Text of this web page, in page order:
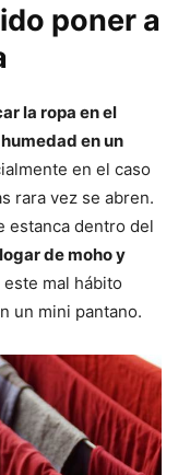
poner a
la ropa en el
en un
en el caso
rara vez se abren.
estanca dentro del
de moho y
mal hábito
un mini pantano.